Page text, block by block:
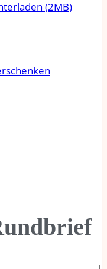
(2MB)